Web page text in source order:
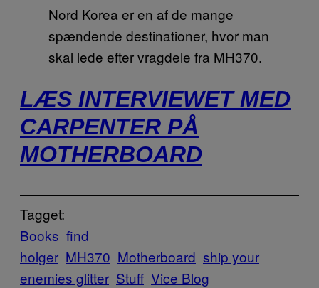
Nord Korea er en af de mange
spændende destinationer, hvor man
skal lede efter vragdele fra MH370.
LÆS INTERVIEWET MED
CARPENTER PÅ
MOTHERBOARD
Tagget:
Books find
holger MH370 Motherboard ship your
enemies glitter Stuff Vice Blog